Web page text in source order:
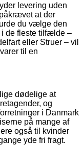
levering uden
at der
du vælge den
i de fleste tilfælde –
eller Struer – vil
til en
dødelige at
og
i Danmark
på mange af
også til kvinder
yde fri fragt.